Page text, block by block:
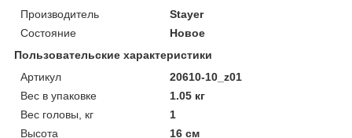
Производитель
Stayer
Состояние
Новое
Пользовательские характеристики
Артикул
20610-10_z01
Вес в упаковке
1.05 кг
Вес головы, кг
1
Высота
16 см